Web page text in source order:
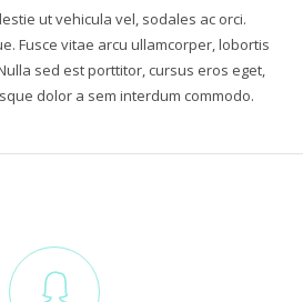
ut vehicula vel, sodales ac orci.
Fusce vitae arcu ullamcorper, lobortis
sed est porttitor, cursus eros eget,
dolor a sem interdum commodo.